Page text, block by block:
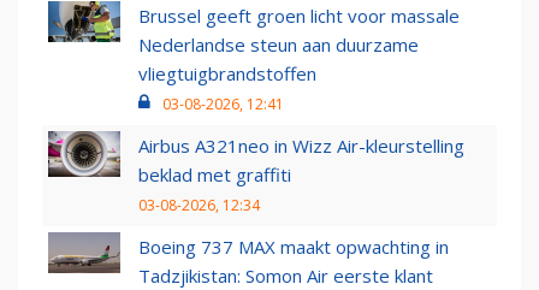
Brussel geeft groen licht voor massale
Nederlandse steun aan duurzame
vliegtuigbrandstoffen
03-08-2026, 12:41
Airbus A321neo in Wizz Air-kleurstelling
beklad met graffiti
03-08-2026, 12:34
Boeing 737 MAX maakt opwachting in
Tadzjikistan: Somon Air eerste klant